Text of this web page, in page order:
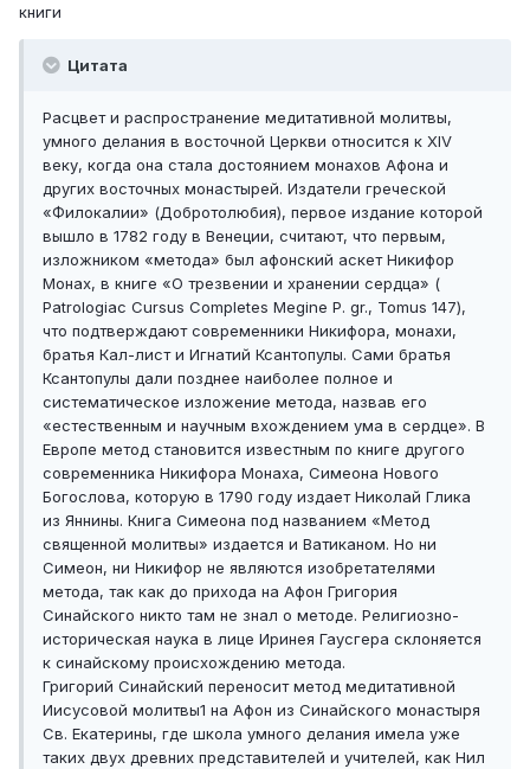
книги
Цитата
Расцвет и распространение медитативной молитвы,
умного делания в восточной Церкви относится к XIV
веку, когда она стала достоянием монахов Афона и
других восточных монастырей. Издатели греческой
«Филокалии» (Добротолюбия), первое издание которой
вышло в 1782 году в Венеции, считают, что первым,
изложником «метода» был афонский аскет Никифор
Монах, в книге «О трезвении и хранении сердца» (
Patrologiac Cursus Completes Megine P. gr., Tomus 147),
что подтверждают современники Никифора, монахи,
братья Кал-лист и Игнатий Ксантопулы. Сами братья
Ксантопулы дали позднее наиболее полное и
систематическое изложение метода, назвав его
«естественным и научным вхождением ума в сердце». В
Европе метод становится известным по книге другого
современника Никифора Монаха, Симеона Нового
Богослова, которую в 1790 году издает Николай Глика
из Яннины. Книга Симеона под названием «Метод
священной молитвы» издается и Ватиканом. Но ни
Симеон, ни Никифор не являются изобретателями
метода, так как до прихода на Афон Григория
Синайского никто там не знал о методе. Религиозно-
историческая наука в лице Иринея Гаусгера склоняется
к синайскому происхождению метода.
Григорий Синайский переносит метод медитативной
Иисусовой молитвы1 на Афон из Синайского монастыря
Св. Екатерины, где школа умного делания имела уже
таких двух древних представителей и учителей, как Нил